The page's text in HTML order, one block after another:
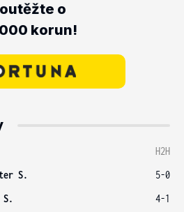
o
korun!
H2H
S.
5-0
S.
4-1